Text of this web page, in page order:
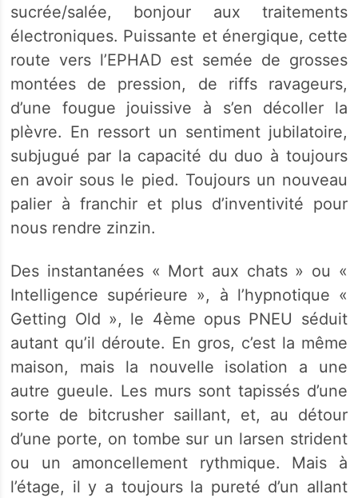
sucrée/salée, bonjour aux traitements
électroniques. Puissante et énergique, cette
route vers l’EPHAD est semée de grosses
montées de pression, de riffs ravageurs,
d’une fougue jouissive à s’en décoller la
plèvre. En ressort un sentiment jubilatoire,
subjugué par la capacité du duo à toujours
en avoir sous le pied. Toujours un nouveau
palier à franchir et plus d’inventivité pour
nous rendre zinzin.
Des instantanées « Mort aux chats » ou «
Intelligence supérieure », à l’hypnotique «
Getting Old », le 4ème opus PNEU séduit
autant qu’il déroute. En gros, c’est la même
maison, mais la nouvelle isolation a une
autre gueule. Les murs sont tapissés d’une
sorte de bitcrusher saillant, et, au détour
d’une porte, on tombe sur un larsen strident
ou un amoncellement rythmique. Mais à
l’étage, il y a toujours la pureté d’un allant